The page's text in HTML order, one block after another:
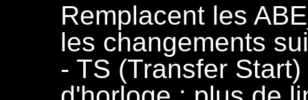
Remplacent les
les changements
- TS (Transfer